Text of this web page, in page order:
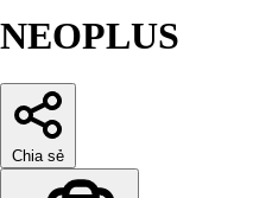
NEOPLUS
Chia sẻ